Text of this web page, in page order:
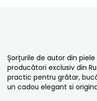
Șorțurile de autor din
producători exclusiv din
practic pentru grătar,
un cadou elegant si